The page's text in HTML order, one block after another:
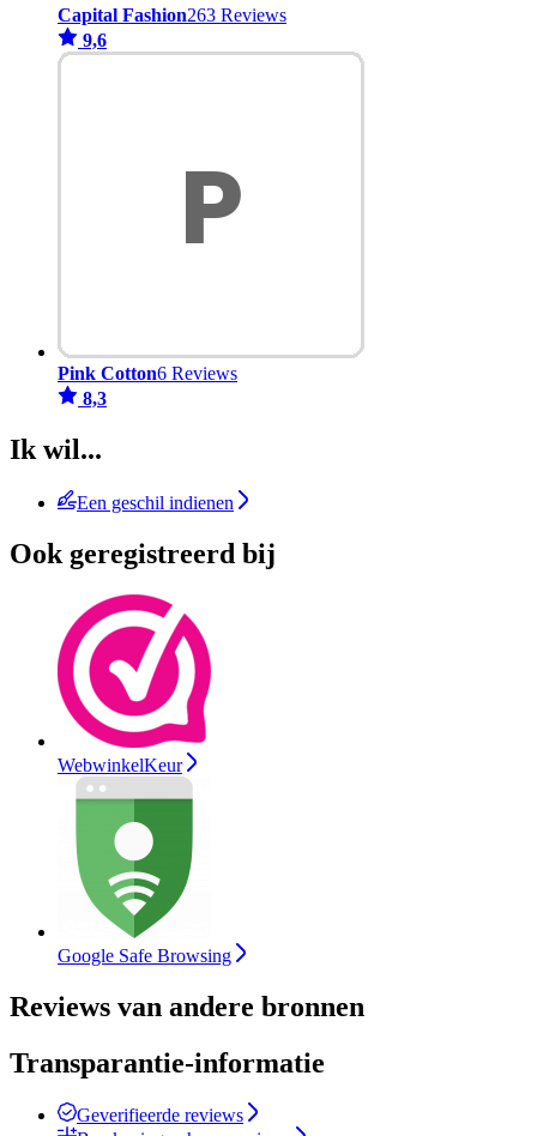
Capital Fashion263 Reviews
9,6
Pink Cotton6 Reviews
8,3
Ik wil...
Een geschil indienen
Ook geregistreerd bij
WebwinkelKeur
Google Safe Browsing
Reviews van andere bronnen
Transparantie-informatie
Geverifieerde reviews